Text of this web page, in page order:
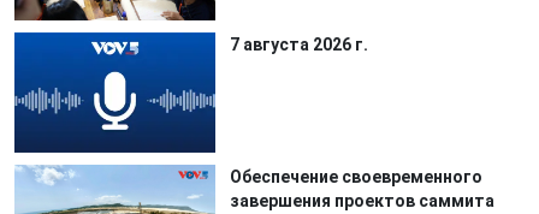
7 августа 2026 г.
Обеспечение своевременного
завершения проектов саммита